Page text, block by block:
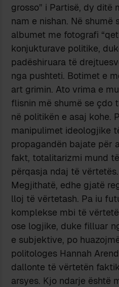
grosso” i Partisë, dy ditë
nam e nishan. Në shumë
albumet me fotografi
konjukturave politike,
padëshiruara të
nga pushteti. Botimet e
art grimin. Ato vrima e
flisnin më shumë se çdo
në politikën e asaj kohe.
manipulimet ideologjike
propagandën bajate për
fakt, totalitarizmi mund
përqasja ndaj të vërtetës.
Megjithatë, edhe gjatë
lloj të vërtetash. Pa iu
komplekse mbi të
ose logjike, duke filluar
e subjektive, po
politologes Hannah
dallonte të vërtetën
arsyes. Kjo ndarje është